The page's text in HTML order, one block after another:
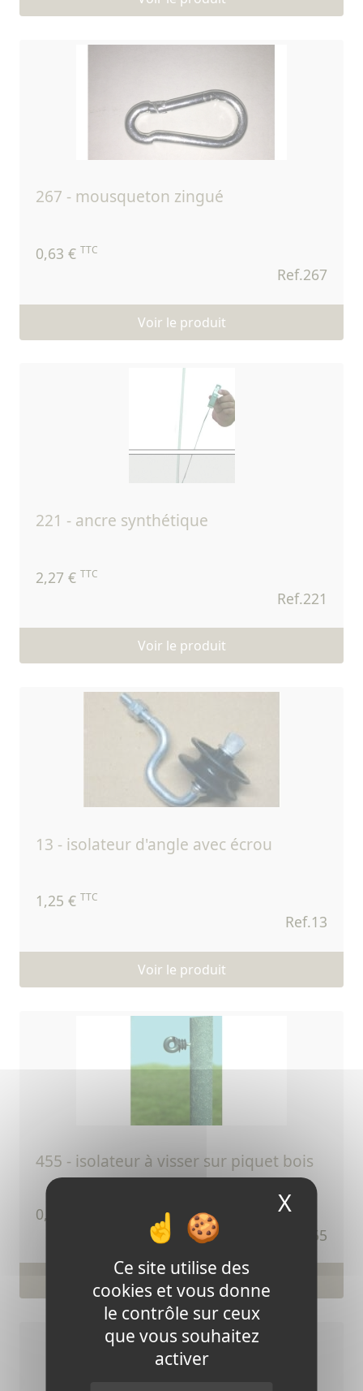
Ce site utilise des
cookies et vous donne
le contrôle sur ceux
que vous souhaitez
activer
X
267 - mousqueton zingué
0,63 € TTC
Ref.267
Voir le produit
221 - ancre synthétique
2,27 € TTC
Ref.221
Voir le produit
13 - isolateur d'angle avec écrou
1,25 € TTC
Ref.13
Voir le produit
455 - isolateur à visser sur piquet bois
0,23 €
Ref.455
Voir le produit